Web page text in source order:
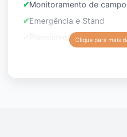
✔Monitoramento de campo
✔Emergência e Stand
✔ Planejamento Operacional
Clique para mais